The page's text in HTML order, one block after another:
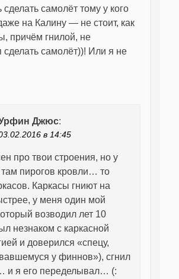
сделать самолёт тому у кого
на Калину — не стоит, как
причём гнилой, не
сделать самолёт))! Или я не
Джюс:
в 14:45
про твои строения, но у
там пирогов кровли… то
Каркасы гниют на
у меня один мой
возводил лет 10
незнаком с каркасной
и доверился «спецу,
у финнов»), сгнил
и я его переделывал… (: